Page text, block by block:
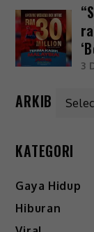
3
ARKIB
KATEGORI
Gaya Hidup
Hiburan